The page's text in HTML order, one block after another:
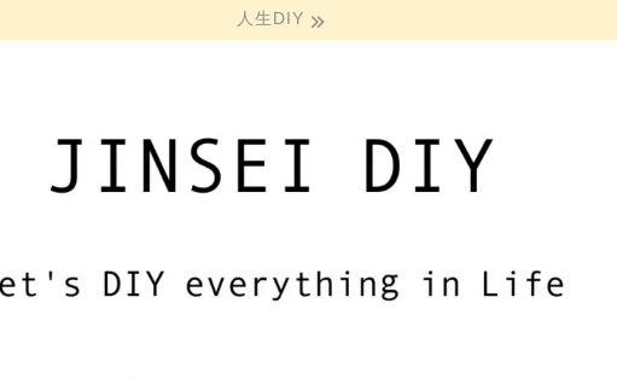
人生DIY